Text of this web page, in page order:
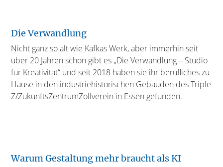
Die Verwandlung
Nicht ganz so alt wie Kafkas Werk, aber immerhin seit
über 20 Jahren schon gibt es „Die Verwandlung – Studio
für Kreativität“ und seit 2018 haben sie ihr berufliches zu
Hause in den industriehistorischen Gebäuden des Triple
Z/ZukunftsZentrumZollverein in Essen gefunden.
Warum Gestaltung mehr braucht als KI